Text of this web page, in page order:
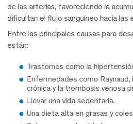
de las arterias, favoreciendo la
dificultan el flujo sanguíneo hacia las
Entre las principales causas para
están:
Trastornos como la
Enfermedades como Raynaud,
crónica y la trombosis venosa
Llevar una vida sedentaria.
Una dieta alta en grasas y